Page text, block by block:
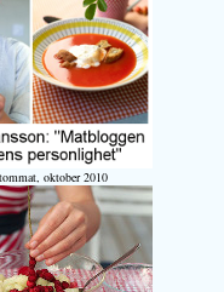
oktober 2010